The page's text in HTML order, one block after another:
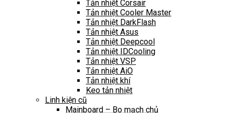
Tản nhiệt Corsair
Tản nhiệt Cooler Master
Tản nhiệt DarkFlash
Tản nhiệt Asus
Tản nhiệt Deepcool
Tản nhiệt IDCooling
Tản nhiệt VSP
Tản nhiệt AiO
Tản nhiệt khí
Keo tản nhiệt
Linh kiện cũ
Mainboard – Bo mạch chủ